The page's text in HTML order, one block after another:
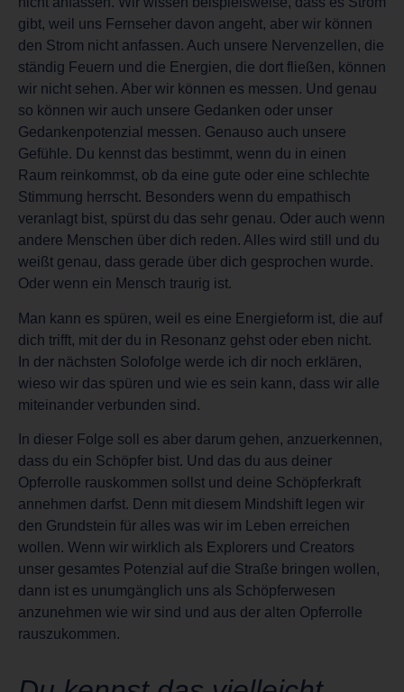
gibt, weil uns Fernseher davon angeht, aber wir können
den Strom nicht anfassen. Auch unsere Nervenzellen, die
ständig Feuern und die Energien, die dort fließen, können
wir nicht sehen. Aber wir können es messen. Und genau
so können wir auch unsere Gedanken oder unser
Gedankenpotenzial messen. Genauso auch unsere
Gefühle. Du kennst das bestimmt, wenn du in einen
Raum reinkommst, ob da eine gute oder eine schlechte
Stimmung herrscht. Besonders wenn du empathisch
veranlagt bist, spürst du das sehr genau. Oder auch wenn
andere Menschen über dich reden. Alles wird still und du
weißt genau, dass gerade über dich gesprochen wurde.
Oder wenn ein Mensch traurig ist.
Man kann es spüren, weil es eine Energieform ist, die auf
dich trifft, mit der du in Resonanz gehst oder eben nicht.
In der nächsten Solofolge werde ich dir noch erklären,
wieso wir das spüren und wie es sein kann, dass wir alle
miteinander verbunden sind.
In dieser Folge soll es aber darum gehen, anzuerkennen,
dass du ein Schöpfer bist. Und das du aus deiner
Opferrolle rauskommen sollst und deine Schöpferkraft
annehmen darfst. Denn mit diesem Mindshift legen wir
den Grundstein für alles was wir im Leben erreichen
wollen. Wenn wir wirklich als Explorers und Creators
unser gesamtes Potenzial auf die Straße bringen wollen,
dann ist es unumgänglich uns als Schöpferwesen
anzunehmen wie wir sind und aus der alten Opferrolle
rauszukommen.